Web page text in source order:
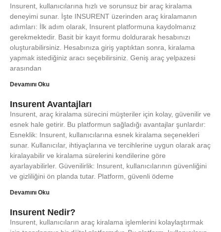
Insurent, kullanıcılarına hızlı ve sorunsuz bir araç kiralama
deneyimi sunar. İşte INSURENT üzerinden araç kiralamanın
adımları: İlk adım olarak, Insurent platformuna kaydolmanız
gerekmektedir. Basit bir kayıt formu doldurarak hesabınızı
oluşturabilirsiniz. Hesabınıza giriş yaptıktan sonra, kiralama
yapmak istediğiniz aracı seçebilirsiniz. Geniş araç yelpazesi
arasından
Devamını Oku
Insurent Avantajları
Insurent, araç kiralama sürecini müşteriler için kolay, güvenilir ve
esnek hale getirir. Bu platformun sağladığı avantajlar şunlardır:
Esneklik: Insurent, kullanıcılarına esnek kiralama seçenekleri
sunar. Kullanıcılar, ihtiyaçlarına ve tercihlerine uygun olarak araç
kiralayabilir ve kiralama sürelerini kendilerine göre
ayarlayabilirler. Güvenilirlik: Insurent, kullanıcılarının güvenliğini
ve gizliliğini ön planda tutar. Platform, güvenli ödeme
Devamını Oku
Insurent Nedir?
Insurent, kullanıcıların araç kiralama işlemlerini kolaylaştırmak